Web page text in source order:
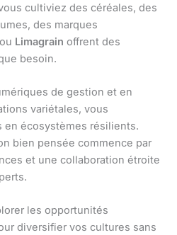
cultiviez des céréales, des
des marques
ou Limagrain offrent des
besoin.
de gestion et en
variétales, vous
en écosystèmes résilients.
bien pensée commence par
et une collaboration étroite
les opportunités
diversifier vos cultures sans